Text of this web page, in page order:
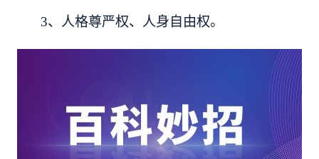
3、人格尊严权、人身自由权。